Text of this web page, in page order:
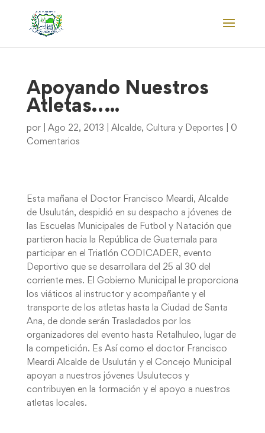
Apoyando Nuestros
Atletas…..
por Ago 22, 2013 Alcalde, Cultura y Deportes
0
Comentarios
Esta mañana el Doctor Francisco Meardi, Alcalde
de Usulután, despidió en su despacho a jóvenes de
las Escuelas Municipales de Futbol y Natación que
partieron hacia la República de Guatemala para
participar en el Triatlón CODICADER, evento
Deportivo que se desarrollara del 25 al 30 del
corriente mes. El Gobierno Municipal le proporciona
los viáticos al instructor y acompañante y el
transporte de los atletas hasta la Ciudad de Santa
Ana, de donde serán Trasladados por los
organizadores del evento hasta Retalhuleo, lugar de
la competición. Es Así como el doctor Francisco
Meardi Alcalde de Usulután y el Concejo Municipal
apoyan a nuestros jóvenes Usulutecos y
contribuyen en la formación y el apoyo a nuestros
atletas locales.